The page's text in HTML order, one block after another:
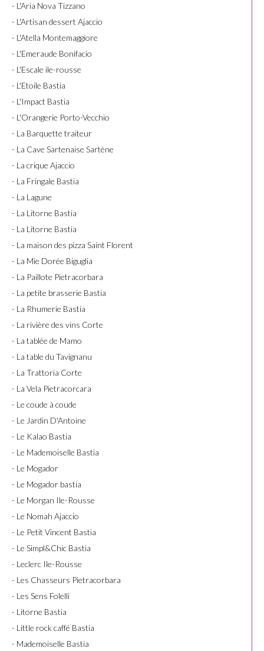
- L'Aria Nova Tizzano
- L'Artisan dessert Ajaccio
- L'Atella Montemaggiore
- L'Emeraude Bonifacio
- L'Escale ile-rousse
- L'Etoile Bastia
- L'Impact Bastia
- L'Orangerie Porto-Vecchio
- La Barquette traiteur
- La Cave Sartenaise Sartène
- La crique Ajaccio
- La Fringale Bastia
- La Lagune
- La Litorne Bastia
- La Litorne Bastia
- La maison des pizza Saint Florent
- La Mie Dorée Biguglia
- La Paillote Pietracorbara
- La petite brasserie Bastia
- La Rhumerie Bastia
- La rivière des vins Corte
- La tablée de Mamo
- La table du Tavignanu
- La Trattoria Corte
- La Vela Pietracorcara
- Le coude à coude
- Le Jardin D'Antoine
- Le Kalao Bastia
- Le Mademoiselle Bastia
- Le Mogador
- Le Mogador bastia
- Le Morgan Ile-Rousse
- Le Nomah Ajaccio
- Le Petit Vincent Bastia
- Le Simpl&Chic Bastia
- Leclerc Ile-Rousse
- Les Chasseurs Pietracorbara
- Les Sens Folelli
- Litorne Bastia
- Little rock caffé Bastia
- Mademoiselle Bastia